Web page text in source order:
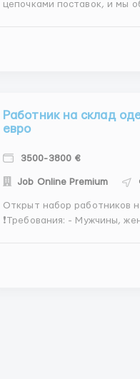
цепочками поставок, и мы
торговлю,
Работник на склад
евро
3500-3800 €
Job Online Premium
Открыт набор работников
❗️Требования: - Мужчины,